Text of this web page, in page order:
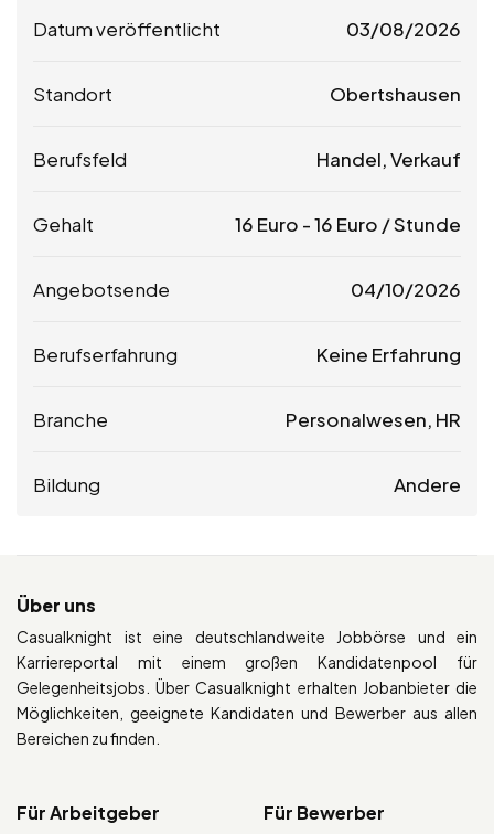
Datum veröffentlicht 03/08/2026
Standort Obertshausen
Berufsfeld Handel, Verkauf
Gehalt 16 Euro -16 Euro / Stunde
Angebotsende 04/10/2026
Berufserfahrung Keine Erfahrung
Branche Personalwesen, HR
Bildung Andere
Über uns
Casualknight ist eine deutschlandweite Jobbörse und ein
Karriereportal mit einem großen Kandidatenpool für
Gelegenheitsjobs. Über Casualknight erhalten Jobanbieter die
Möglichkeiten, geeignete Kandidaten und Bewerber aus allen
Bereichen zu finden.
Für Arbeitgeber Für Bewerber